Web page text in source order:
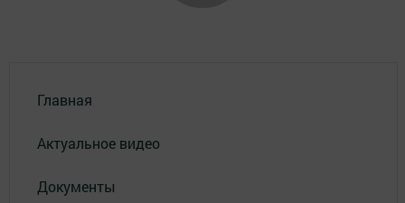
Главная
Актуальное видео
Документы